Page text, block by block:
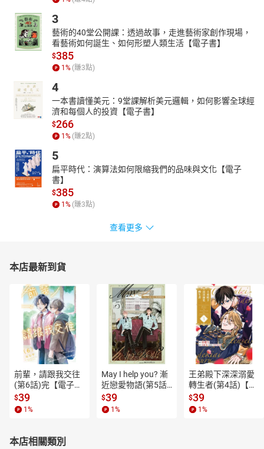
▍輔導雙北60間學校
▍教育部指定團隊
▍3000+孩子實戰經驗
能讓孩子快速卸下心防，並分析孩子能力，同時達成家長的期待與
孩子的學習成長。
【幼兒園→低年級→中年級】
三大學習階段轉換，看懂孩子卡住的點，給你「孩子學不好」的根
本解！
◢█████████████◤
3～10歲適用
12大情境╳37種必修能力
立即見效的250+學習策略
◢█████████████◤
【你家小孩也這樣嗎？】
寫作業拖拖拉拉，字跡老會超出格子，甚至越寫越潦草，要求擦掉
重寫，又好似故意擦不乾淨！
玩具躲貓貓
②把小玩具塞進壓扁的黏土
③玩具躲去哪了？挖出來吧！
【10～15分鐘看見改變】
✅️協助孩子能力發展
✅️找到適合的家庭相處方式
當孩子對學習產生興趣和動力，自然能緩解親子的緊繃關係，親師
間的溝通也能暢通無礙。
【本書特色】
四大關鍵字：
＃兒童發展專家設計，隨翻即用的問題解決手冊
＃培養37種發展能力的250+學習策略
3
藝術的40堂公開課：透過故事，走進藝術家創作現場，
看藝術如何誕生、如何形塑人類生活【電子書】
$385
1 % (賺3點)
4
一本書讀懂美元：9堂課解析美元邏輯，如何影響全球經
濟和每個人的投資【電子書】
$266
1 % (賺2點)
5
扁平時代：演算法如何限縮我們的品味與文化【電子
書】
$385
1 % (賺3點)
查看更多
本店最新到貨
前輩，請跟我交往
(第6話)完【電子
書】
$39
1 %
May I help you? 漸
近戀愛物語(第5話)
【電子書】
$39
1 %
王弟殿下深深溺愛
轉生者(第4話)【電
子書】
$39
1 %
本店相關類別